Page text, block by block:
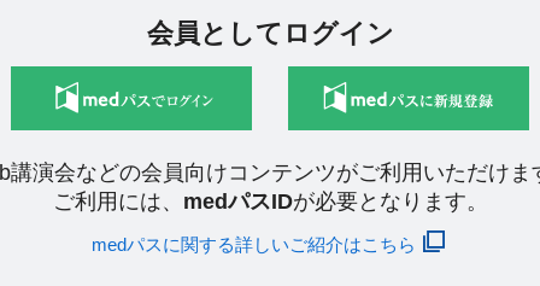
会員としてログイン
講演会などの会員向けコンテンツがご利用いただけま
ご利用には、 medパスIDが必要となります。
medパスに関する詳しいご紹介はこちら